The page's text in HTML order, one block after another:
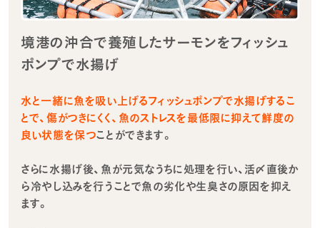
境港の沖合で養殖したサーモンをフィッシュ
ポンプで水揚げ
水と一緒に魚を吸い上げるフィッシュポンプで水揚げするこ
とで、傷がつきにくく、魚のストレスを最低限に抑えて鮮度の
良い状態を保つことができます。
さらに水揚げ後、魚が元気なうちに処理を行い、活〆直後か
ら冷やし込みを行うことで魚の劣化や生臭さの原因を抑え
ます。